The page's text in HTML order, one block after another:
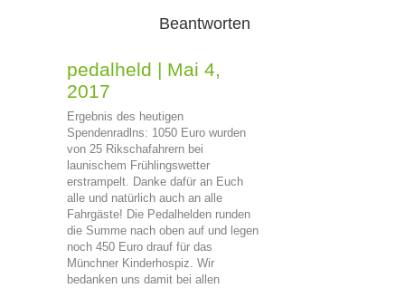
Beantworten
pedalheld | Mai 4,
2017
Ergebnis des heutigen
Spendenradlns: 1050 Euro wurden
von 25 Rikschafahrern bei
launischem Frühlingswetter
erstrampelt. Danke dafür an Euch
alle und natürlich auch an alle
Fahrgäste! Die Pedalhelden runden
die Summe nach oben auf und legen
noch 450 Euro drauf für das
Münchner Kinderhospiz. Wir
bedanken uns damit bei allen